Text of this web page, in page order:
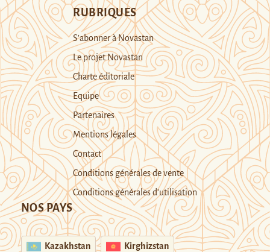
RUBRIQUES
S’abonner à Novastan
Le projet Novastan
Charte éditoriale
Equipe
Partenaires
Mentions légales
Contact
Conditions générales de vente
Conditions générales d’utilisation
NOS PAYS
Kazakhstan Kirghizstan